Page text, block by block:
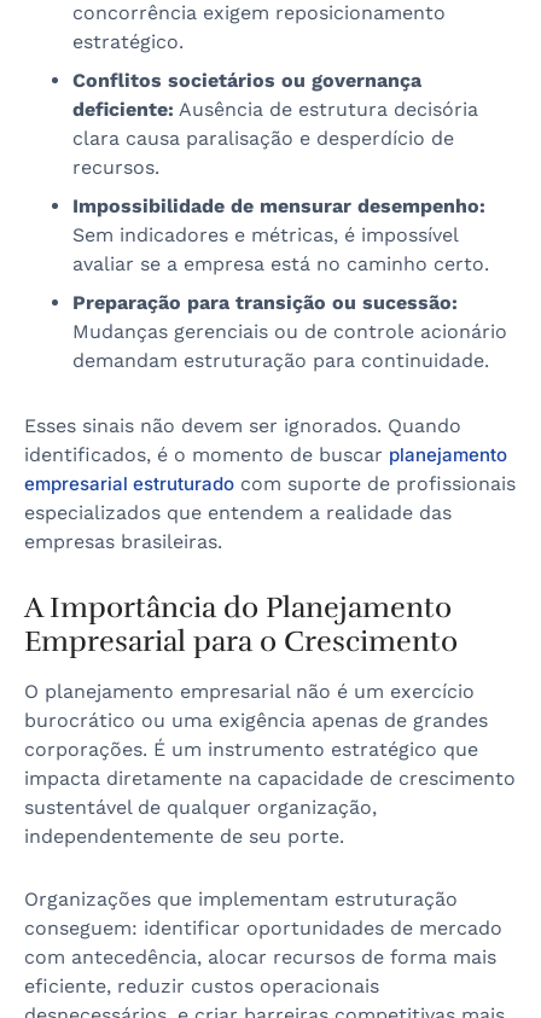
concorrência exigem reposicionamento
estratégico.
Conflitos societários ou governança
deficiente: Ausência de estrutura decisória
clara causa paralisação e desperdício de
recursos.
Impossibilidade de mensurar desempenho:
Sem indicadores e métricas, é impossível
avaliar se a empresa está no caminho certo.
Preparação para transição ou sucessão:
Mudanças gerenciais ou de controle acionário
demandam estruturação para continuidade.
Esses sinais não devem ser ignorados. Quando
identificados, é o momento de buscar planejamento
empresarial estruturado com suporte de profissionais
especializados que entendem a realidade das
empresas brasileiras.
A Importância do Planejamento
Empresarial para o Crescimento
O planejamento empresarial não é um exercício
burocrático ou uma exigência apenas de grandes
corporações. É um instrumento estratégico que
impacta diretamente na capacidade de crescimento
sustentável de qualquer organização,
independentemente de seu porte.
Organizações que implementam estruturação
conseguem: identificar oportunidades de mercado
com antecedência, alocar recursos de forma mais
eficiente, reduzir custos operacionais